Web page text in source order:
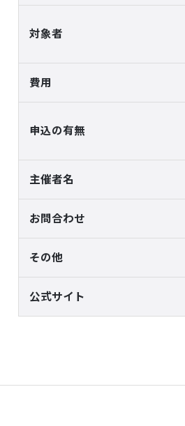
対象者
費用
申込の有無
主催者名
お問合わせ
その他
公式サイト